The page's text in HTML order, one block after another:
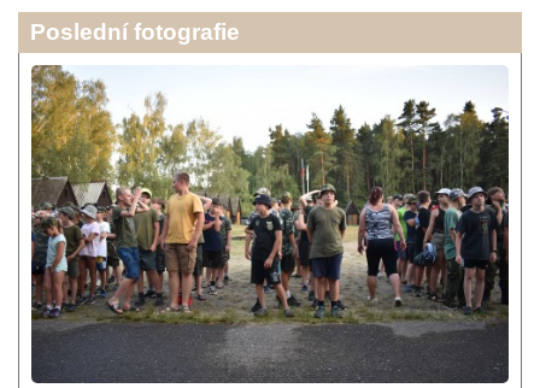
Poslední fotografie